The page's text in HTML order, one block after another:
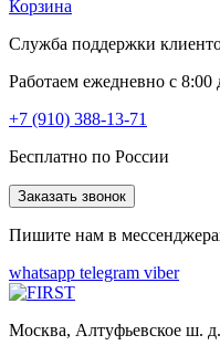
Корзина
Служба поддержки
Работаем ежедневно с 8:00
+7 (910) 388-13-71
Бесплатно по России
Заказать звонок
Пишите нам в
whatsapp telegram viber
Москва, Алтуфьевское ш.